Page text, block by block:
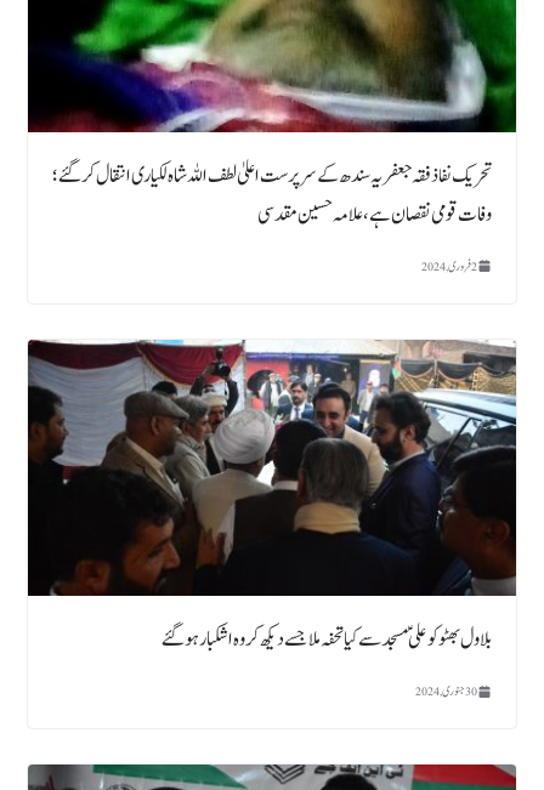
تحریک نفاذ فقہ جعفریہ سندھ کے سرپرست اعلیٰ لطف اللہ شاہ لکیاری انتقال کرگئے؛
وفات قومی نقصان ہے ، علامہ حسین مقدسی
2 فروری, 2024
بلاول بھٹو کو علیؑ مسجد سے کیا تحفہ ملا جسے دیکھ کر وہ اشکبار ہوگئے
30 جنوری, 2024